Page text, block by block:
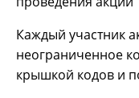
Каждый участник
неограниченное
крышкой кодов и